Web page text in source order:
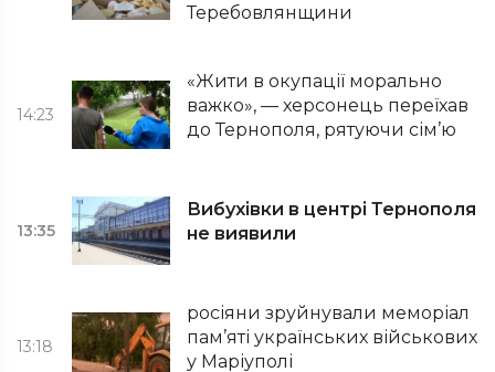
Теребовлянщини
14:23
«Жити в окупації морально
важко», — херсонець переїхав
до Тернополя, рятуючи сім’ю
13:35
Вибухівки в центрі Тернополя
не виявили
13:18
росіяни зруйнували меморіал
пам’яті українських військових
у Маріуполі